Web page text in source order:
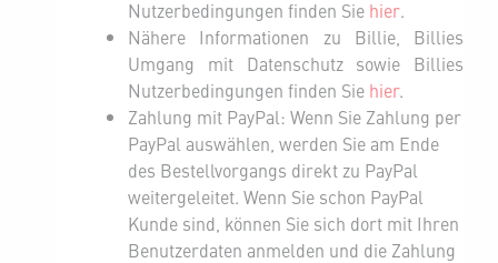
Nutzerbedingungen finden Sie hierklarna link
.
Nähere Informationen zu Billie, Billies
Umgang mit Datenschutz sowie Billies
Nutzerbedingungen finden Sie hier.
Zahlung mit PayPal: Wenn Sie Zahlung per
PayPal auswählen, werden Sie am Ende
des Bestellvorgangs direkt zu PayPal
weitergeleitet. Wenn Sie schon PayPal
Kunde sind, können Sie sich dort mit Ihren
Benutzerdaten anmelden und die Zahlung